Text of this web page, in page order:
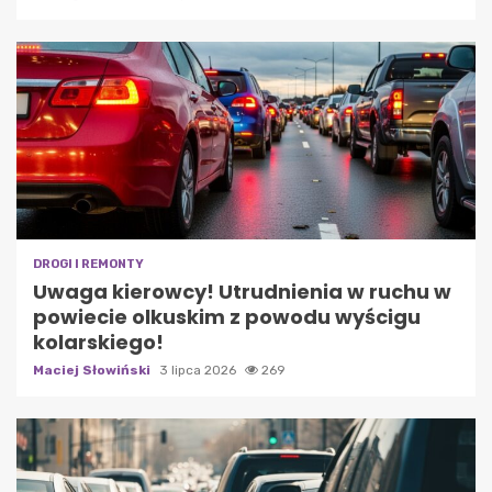
DROGI I REMONTY
Uwaga kierowcy! Utrudnienia w ruchu w
powiecie olkuskim z powodu wyścigu
kolarskiego!
Maciej Słowiński 3 lipca 2026 269